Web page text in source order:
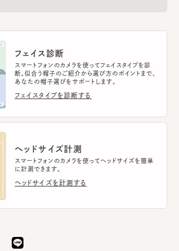
フェイス診断
スマートフォンのカメラを使ってフェイスタイプを診
断。似合う帽子のご紹介から選び方のポイントまで、
あなたの帽子選びをサポートします。
フェイスタイプを診断する
ヘッドサイズ計測
スマートフォンのカメラを使ってヘッドサイズを簡単
に計測できます。
ヘッドサイズを計測する